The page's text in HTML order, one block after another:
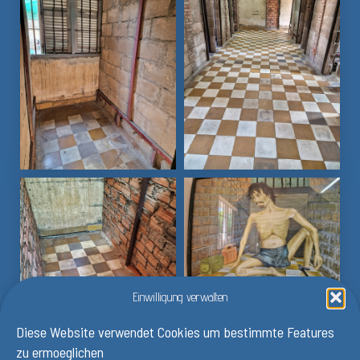
Einwilligung verwalten
Diese Website verwendet Cookies um bestimmte Features
zu ermoeglichen